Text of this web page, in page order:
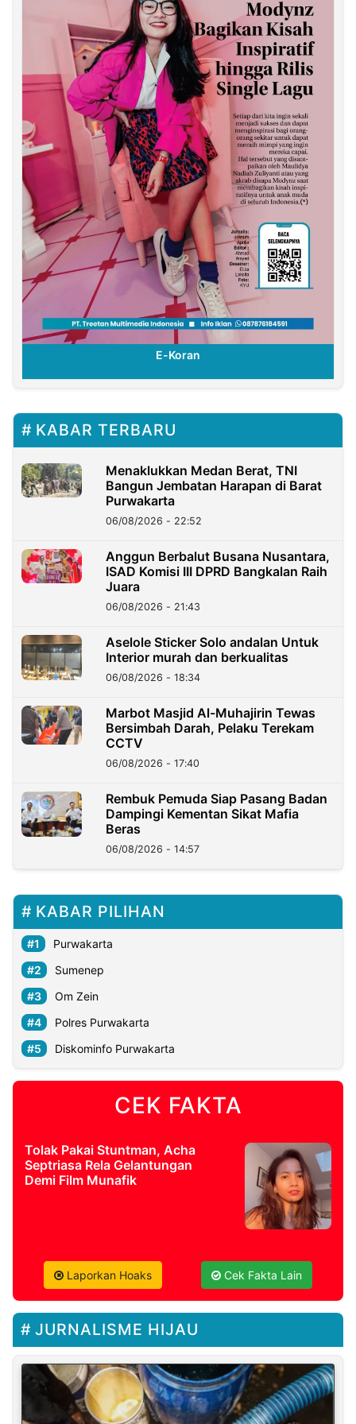
E-Koran
KABAR TERBARU
Menaklukkan Medan Berat, TNI
Bangun Jembatan Harapan di Barat
Purwakarta
06/08/2026 - 22:52
Anggun Berbalut Busana Nusantara,
ISAD Komisi III DPRD Bangkalan Raih
Juara
06/08/2026 - 21:43
Aselole Sticker Solo andalan Untuk
Interior murah dan berkualitas
06/08/2026 - 18:34
Marbot Masjid Al-Muhajirin Tewas
Bersimbah Darah, Pelaku Terekam
CCTV
06/08/2026 - 17:40
Rembuk Pemuda Siap Pasang Badan
Dampingi Kementan Sikat Mafia
Beras
06/08/2026 - 14:57
KABAR PILIHAN
Purwakarta
Sumenep
Om Zein
Polres Purwakarta
Diskominfo Purwakarta
CEK FAKTA
Tolak Pakai Stuntman, Acha
Septriasa Rela Gelantungan
Demi Film Munafik
Laporkan Hoaks Cek Fakta Lain
JURNALISME HIJAU